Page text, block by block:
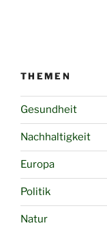
THEMEN
Gesundheit
Nachhaltigkeit
Europa
Politik
Natur